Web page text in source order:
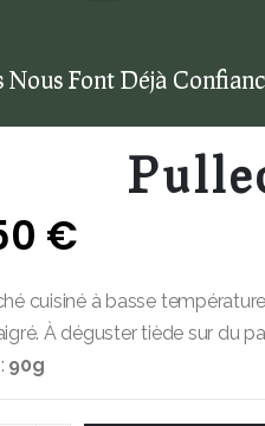
Nous Font Déjà
€
cuisiné à basse
À déguster tiède sur du
90g